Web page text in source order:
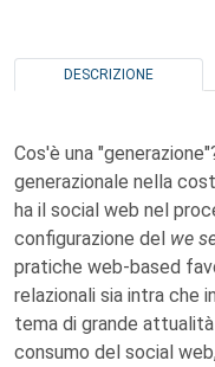
DESCRIZIONE
Cos'è una
generazionale nella
ha il social web nel
configurazione del we
pratiche web-based
relazionali sia intra che
tema di grande
consumo del social